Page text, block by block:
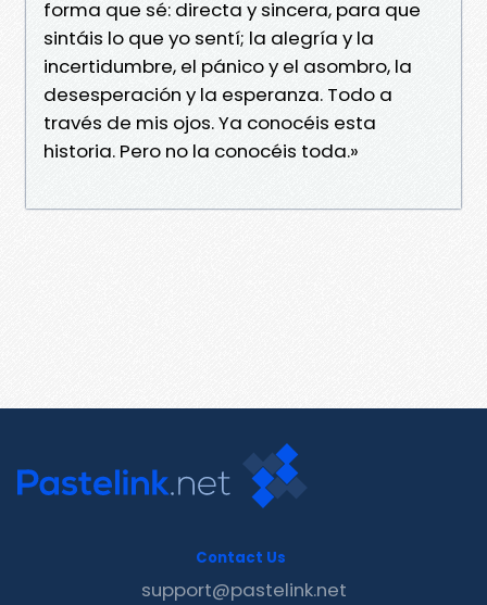
forma que sé: directa y sincera, para que
sintáis lo que yo sentí; la alegría y la
incertidumbre, el pánico y el asombro, la
desesperación y la esperanza. Todo a
través de mis ojos. Ya conocéis esta
historia. Pero no la conocéis toda.»
Contact Us
support@pastelink.net